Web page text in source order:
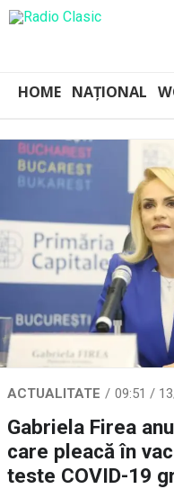
HOME NAȚIONAL
ACTUALITATE 09:51 /
Gabriela Firea
care pleacă în
teste COVID-19